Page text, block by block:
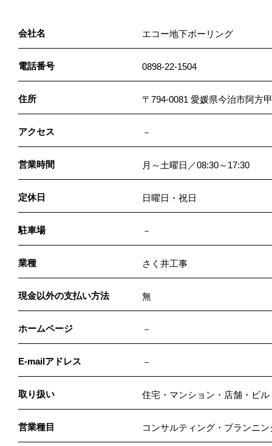
会社名 エコー地下ボーリング
電話番号 0898-22-1504
住所 〒794-0081 愛媛県今治市阿方
アクセス －
営業時間 月～土曜日／08:30～17:30
定休日 日曜日・祝日
駐車場 －
業種 さく井工事
現金以外の支払い方法 無
ホームページ －
E-mailアドレス －
取り扱い 住宅・マンション・店舗・ビ
営業種目 コンサルティング・プランニ